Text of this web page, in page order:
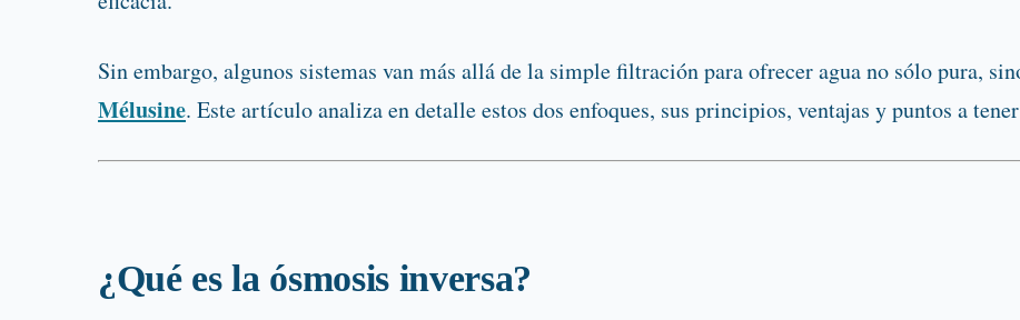
Sin embargo, algunos sistemas van más allá de la simple filtración para ofrecer agua no sólo pura,
Mélusine. Este artículo analiza en detalle estos dos enfoques, sus principios, ventajas y puntos a
¿Qué es la ósmosis inversa?